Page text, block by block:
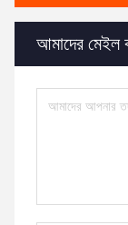
আমাদের মেইল